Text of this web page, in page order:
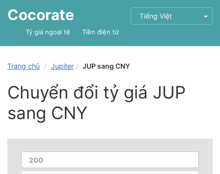
Cocorate Tiếng Việt
Tỷ giá ngoại tệ Tiền điện tử
Trang chủ Jupiter JUP sang CNY
Chuyển đổi tỷ giá JUP
sang CNY